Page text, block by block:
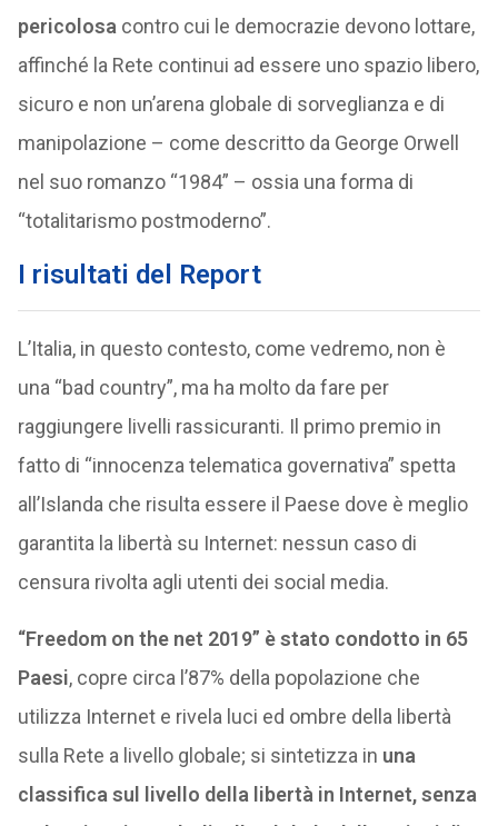
pericolosa contro cui le democrazie devono lottare,
affinché la Rete continui ad essere uno spazio libero,
sicuro e non un’arena globale di sorveglianza e di
manipolazione – come descritto da George Orwell
nel suo romanzo “1984” – ossia una forma di
“totalitarismo postmoderno”.
I risultati del Report
L’Italia, in questo contesto, come vedremo, non è
una “bad country”, ma ha molto da fare per
raggiungere livelli rassicuranti. Il primo premio in
fatto di “innocenza telematica governativa” spetta
all’Islanda che risulta essere il Paese dove è meglio
garantita la libertà su Internet: nessun caso di
censura rivolta agli utenti dei social media.
“Freedom on the net 2019” è stato condotto in 65
Paesi, copre circa l’87% della popolazione che
utilizza Internet e rivela luci ed ombre della libertà
sulla Rete a livello globale; si sintetizza in una
classifica sul livello della libertà in Internet, senza